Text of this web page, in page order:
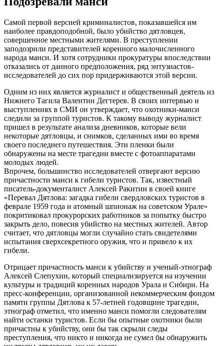
Самой первой версией криминалистов, показавшейся им
наиболее правдоподобной, было убийство дятловцев,
совершенное местными жителями. В преступлении
заподозрили представителей коренного малочисленного
народа манси. И хотя сотрудники прокуратуры впоследствии
отказались от данного предположения, ряд энтузиастов-
исследователей до сих пор придерживаются этой версии.
Одним из них является журналист и общественный деятель из
Нижнего Тагила Валентин Дегтерев. В своих интервью и
выступлениях в СМИ он утверждает, что охотники-манси
следили за группой туристов. К такому выводу журналист
пришел в результате анализа дневников, которые вели
некоторые дятловцы, и снимков, сделанных ими во время
своего последнего путешествия. Эти пленки были
обнаружены на месте трагедии вместе с фотоаппаратами
молодых людей.
Впрочем, большинство исследователей отвергают версию
причастности манси к гибели туристов. Так, известный
писатель-документалист Алексей Ракитин в своей книге
«Перевал Дятлова: загадка гибели свердловских туристов в
феврале 1959 года и атомный шпионаж на советском Урале»
покритиковал прокурорских работников за попытку быстро
закрыть дело, повесив убийство на местных жителей. Автор
считает, что дятловцы могли случайно стать свидетелями
испытания сверхсекретного оружия, что и привело к их
гибели.
Отрицает причастность манси к убийству и ученый-этнограф
Алексей Слепухин, который специализируется на изучении
культуры и традиций коренных народов Урала и Сибири. На
пресс-конференции, организованной некоммерческим фондом
памяти группы Дятлова к 57-летней годовщине трагедии,
этнограф отметил, что именно манси помогли следователям
найти останки туристов. Если бы опытные охотники были
причастны к убийству, они бы так скрыли следы
преступления, что никто и никогда не сумел бы обнаружить